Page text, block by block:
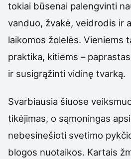
tokiai būsenai palengvinti
vanduo, žvakė, veidrodis ir
laikomos žolelės. Vieniems
praktika, kitiems –
ir susigrąžinti vidinę tvarką.
Svarbiausia šiuose
tikėjimas, o sąmoningas
nebesinešioti svetimo
blogos nuotaikos. Kartais